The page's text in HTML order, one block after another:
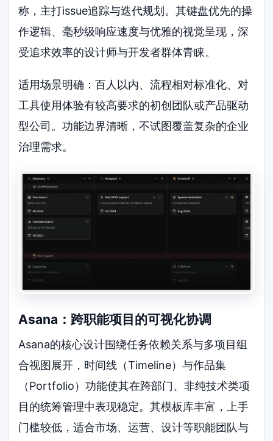
称，主打issue追踪与迭代规划。其键盘优先的操
作逻辑、毫秒级响应速度与优雅的视觉呈现，深
受追求效率的设计师与开发者群体青睐。
适用场景明确：百人以内、流程相对标准化、对
工具使用体验有较高要求的初创团队或产品驱动
型公司。功能边界清晰，不试图覆盖复杂的企业
治理需求。
Asana：跨职能项目的可视化协调
Asana的核心设计围绕任务依赖关系与多项目组
合视图展开，时间线（Timeline）与作品集
（Portfolio）功能使其在跨部门、非纯技术类项
目的统筹管理中表现稳定。其模板库丰富，上手
门槛较低，适合市场、运营、设计等职能团队与